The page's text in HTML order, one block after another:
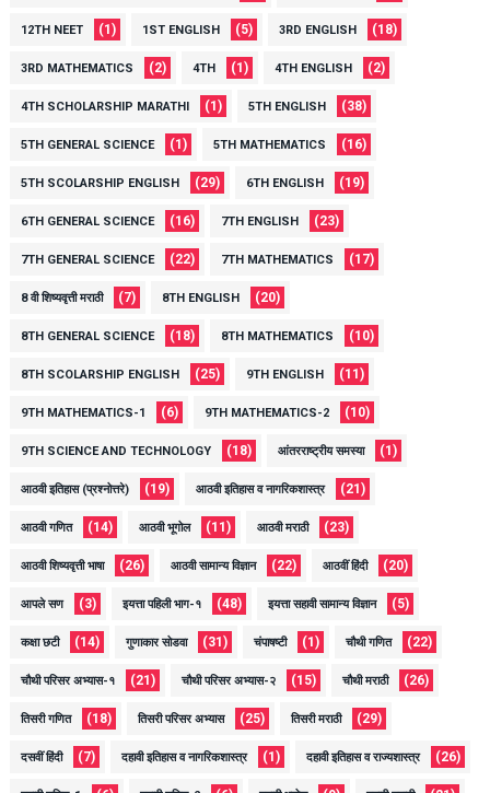
12TH NEET (1) 1ST ENGLISH (5) 3RD ENGLISH (18)
3RD MATHEMATICS (2) 4TH (1) 4TH ENGLISH (2)
4TH SCHOLARSHIP MARATHI (1) 5TH ENGLISH (38)
5TH GENERAL SCIENCE (1) 5TH MATHEMATICS (16)
5TH SCOLARSHIP ENGLISH (29) 6TH ENGLISH (19)
6TH GENERAL SCIENCE (16) 7TH ENGLISH (23)
7TH GENERAL SCIENCE (22) 7TH MATHEMATICS (17)
8 वी शिष्यवृत्ती मराठी (7) 8TH ENGLISH (20)
8TH GENERAL SCIENCE (18) 8TH MATHEMATICS (10)
8TH SCOLARSHIP ENGLISH (25) 9TH ENGLISH (11)
9TH MATHEMATICS-1 (6) 9TH MATHEMATICS-2 (10)
9TH SCIENCE AND TECHNOLOGY (18) आंतरराष्ट्रीय समस्या (1)
आठवी इतिहास (प्रश्नोत्तरे) (19) आठवी इतिहास व नागरिकशास्त्र (21)
आठवी गणित (14) आठवी भूगोल (11) आठवी मराठी (23)
आठवी शिष्यवृत्ती भाषा (26) आठवी सामान्य विज्ञान (22) आठवीं हिंदी (20)
आपले सण (3) इयत्ता पहिली भाग-१ (48) इयत्ता सहावी सामान्य विज्ञान (5)
कक्षा छटी (14) गुणाकार सोडवा (31) चंपाषष्टी (1) चौथी गणित (22)
चौथी परिसर अभ्यास-१ (21) चौथी परिसर अभ्यास-२ (15) चौथी मराठी (26)
तिसरी गणित (18) तिसरी परिसर अभ्यास (25) तिसरी मराठी (29)
दसवीं हिंदी (7) दहावी इतिहास व नागरिकशास्त्र (1) दहावी इतिहास व राज्यशास्त्र (26)